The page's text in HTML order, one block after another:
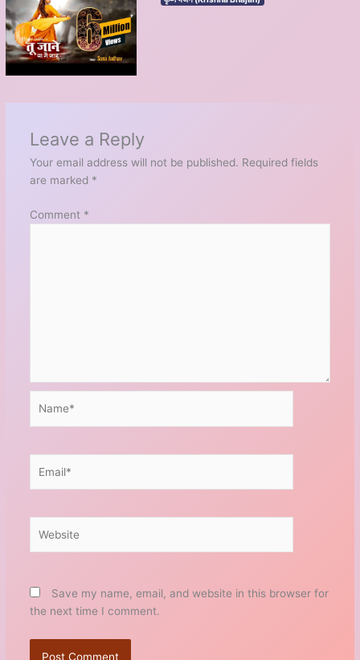
Leave a Reply
Your email address will not be published. Required fields
are marked *
Comment *
Save my name, email, and website in this browser for
the next time I comment.